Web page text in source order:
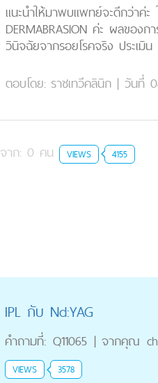
แนะนำให้มาพบแพทย์จะดีกว่าค่ะ
DERMABRASION ค่ะ ผลของ
วินิจฉัยจากรอยโรคจริง ประเมิน
ตอบโดย: ราชเทวีคลินิก | วันที่
จาก: 0 คน VIEWS 4155
IPL กับ Nd:YAG
คำถามที่: Q11065 | จากคุณ
VIEWS 3578